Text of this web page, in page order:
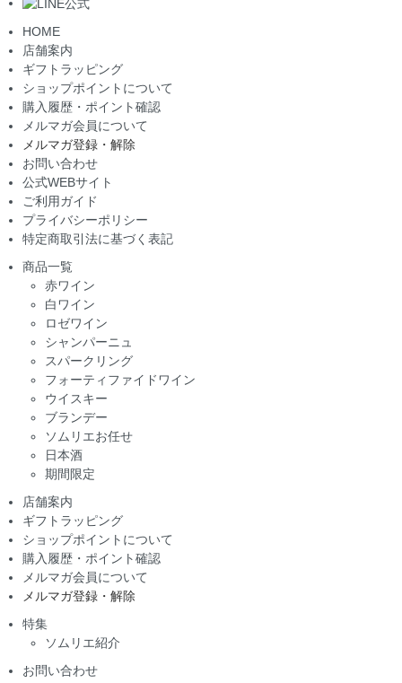
HOME
店舗案内
ギフトラッピング
ショップポイントについて
購入履歴・ポイント確認
メルマガ会員について
メルマガ登録・解除
お問い合わせ
公式WEBサイト
ご利用ガイド
プライバシーポリシー
特定商取引法に基づく表記
商品一覧
赤ワイン
白ワイン
ロゼワイン
シャンパーニュ
スパークリング
フォーティファイドワイン
ウイスキー
ブランデー
ソムリエお任せ
日本酒
期間限定
店舗案内
ギフトラッピング
ショップポイントについて
購入履歴・ポイント確認
メルマガ会員について
メルマガ登録・解除
特集
ソムリエ紹介
お問い合わせ